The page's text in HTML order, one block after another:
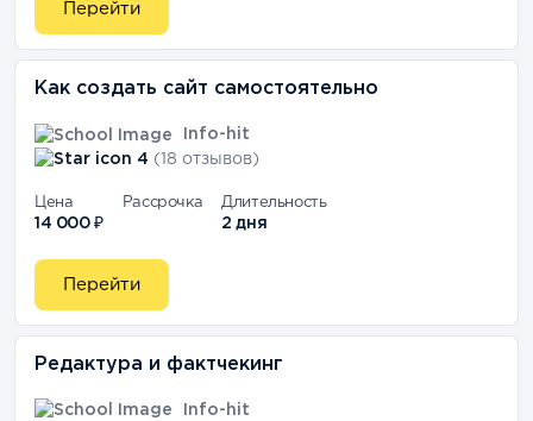
Перейти
Как создать сайт самостоятельно
Info-hit
4 (18 отзывов)
Цена
14 000 ₽
Рассрочка Длительность
2 дня
Перейти
Редактура и фактчекинг
Info-hit